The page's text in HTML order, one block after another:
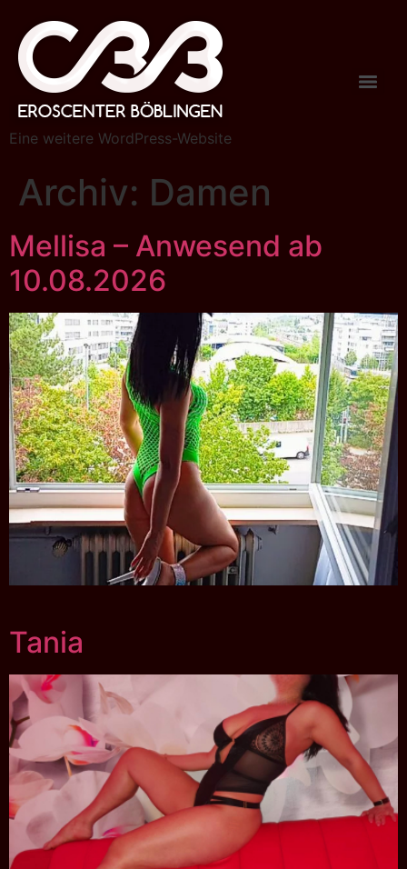
Eine weitere WordPress-Website
Archiv: Damen
Mellisa – Anwesend ab
10.08.2026
Tania